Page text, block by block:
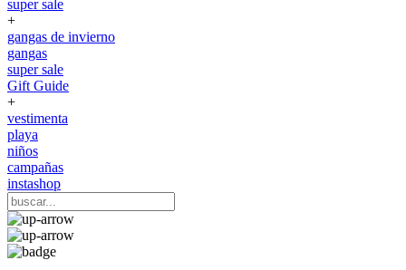
super sale
+
gangas de invierno
gangas
super sale
Gift Guide
+
vestimenta
playa
niños
campañas
instashop